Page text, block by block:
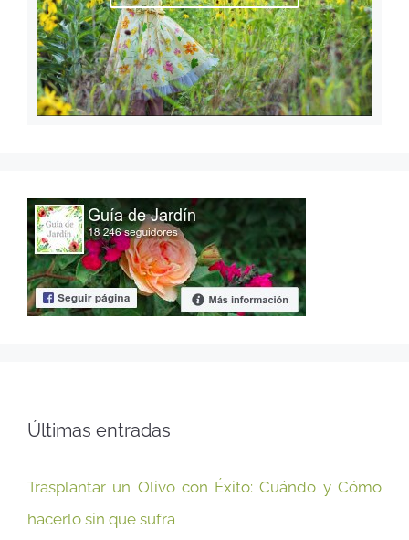
Últimas entradas
Trasplantar un Olivo con Éxito: Cuándo y Cómo
hacerlo sin que sufra